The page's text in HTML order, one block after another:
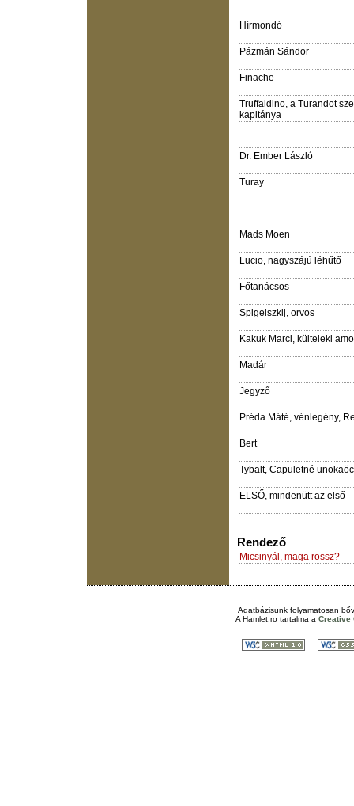
Hírmondó
Pázmán Sándor
Finache
Truffaldino, a Turandot
kapitánya
Dr. Ember László
Turay
Mads Moen
Lucio, nagyszájú léhűtő
Főtanácsos
Spigelszkij, orvos
Kakuk Marci, külteleki
Madár
Jegyző
Préda Máté, vénlegény,
Bert
Tybalt, Capuletné
ELSŐ, mindenütt az első
Rendező
Micsinyál, maga rossz?
Adatbázisunk folyamatosan
A Hamlet.ro tartalma a Creative